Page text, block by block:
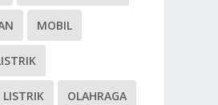
MOBIL
OLAHRAGA